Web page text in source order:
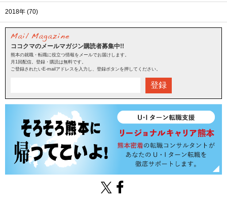
2018年 (70)
ココクマのメールマガジン購読者募集中!!
熊本の就職・転職に役立つ情報をメールでお届けします。
月1回配信。登録・購読は無料です。
ご登録されたいE-mailアドレスを入力し、登録ボタンを押してください。
登録